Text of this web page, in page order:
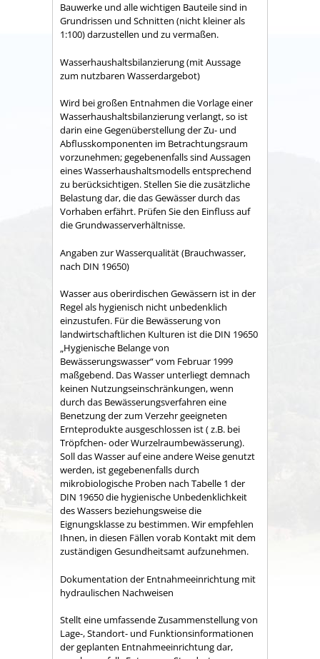
Bauwerke und alle wichtigen Bauteile sind in
Grundrissen und Schnitten (nicht kleiner als
1:100) darzustellen und zu vermaßen.
Wasserhaushaltsbilanzierung (mit Aussage
zum nutzbaren Wasserdargebot)
Wird bei großen Entnahmen die Vorlage einer
Wasserhaushaltsbilanzierung verlangt, so ist
darin eine Gegenüberstellung der Zu- und
Abflusskomponenten im Betrachtungsraum
vorzunehmen; gegebenenfalls sind Aussagen
eines Wasserhaushaltsmodells entsprechend
zu berücksichtigen. Stellen Sie die zusätzliche
Belastung dar, die das Gewässer durch das
Vorhaben erfährt. Prüfen Sie den Einfluss auf
die Grundwasserverhältnisse.
Angaben zur Wasserqualität (Brauchwasser,
nach DIN 19650)
Wasser aus oberirdischen Gewässern ist in der
Regel als hygienisch nicht unbedenklich
einzustufen. Für die Bewässerung von
landwirtschaftlichen Kulturen ist die DIN 19650
„Hygienische Belange von
Bewässerungswasser“ vom Februar 1999
maßgebend. Das Wasser unterliegt demnach
keinen Nutzungseinschränkungen, wenn
durch das Bewässerungsverfahren eine
Benetzung der zum Verzehr geeigneten
Ernteprodukte ausgeschlossen ist ( z.B. bei
Tröpfchen- oder Wurzelraumbewässerung).
Soll das Wasser auf eine andere Weise genutzt
werden, ist gegebenenfalls durch
mikrobiologische Proben nach Tabelle 1 der
DIN 19650 die hygienische Unbedenklichkeit
des Wassers beziehungsweise die
Eignungsklasse zu bestimmen. Wir empfehlen
Ihnen, in diesen Fällen vorab Kontakt mit dem
zuständigen Gesundheitsamt aufzunehmen.
Dokumentation der Entnahmeeinrichtung mit
hydraulischen Nachweisen
Stellt eine umfassende Zusammenstellung von
Lage-, Standort- und Funktionsinformationen
der geplanten Entnahmeeinrichtung dar,